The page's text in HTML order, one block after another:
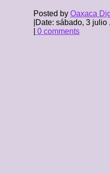
Posted by Oaxaca
Date: sábado, 3 julio
0 comments